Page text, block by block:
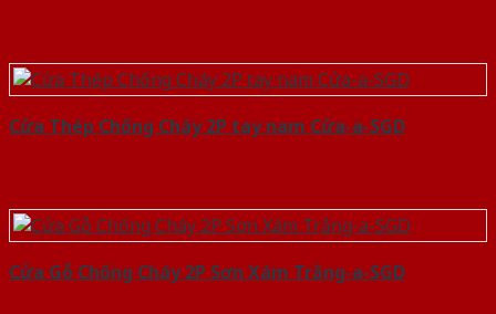
Cửa Thép Chống Cháy 2P tay nam Cửa-a-SGD
Cửa Gỗ Chống Cháy 2P Sơn Xám Trắng-a-SGD